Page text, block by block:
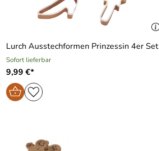
Lurch Ausstechformen Prinzessin 4er Set
Sofort lieferbar
9,99 €*